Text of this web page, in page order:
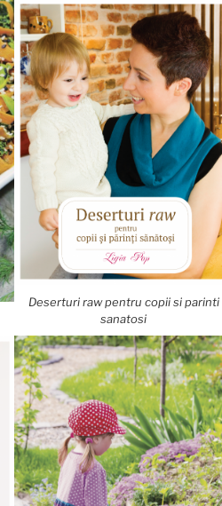
Deserturi raw pentru copii si parinti
sanatosi